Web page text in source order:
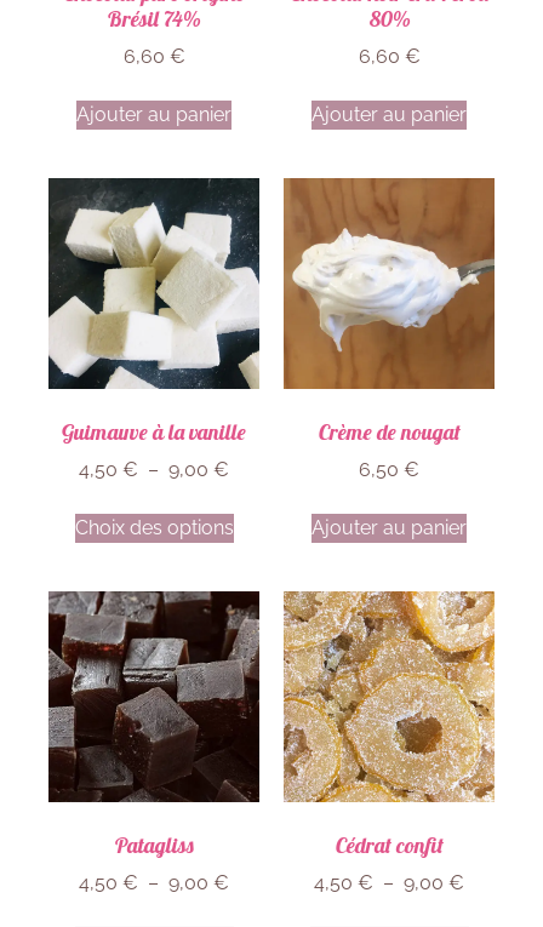
Brésil 74%
6,60 €
Ajouter au panier
80%
6,60 €
Ajouter au panier
Guimauve à la vanille
4,50 € – 9,00 €
Choix des options
Crème de nougat
6,50 €
Ajouter au panier
Patagliss
4,50 € – 9,00 €
Cédrat confit
4,50 € – 9,00 €